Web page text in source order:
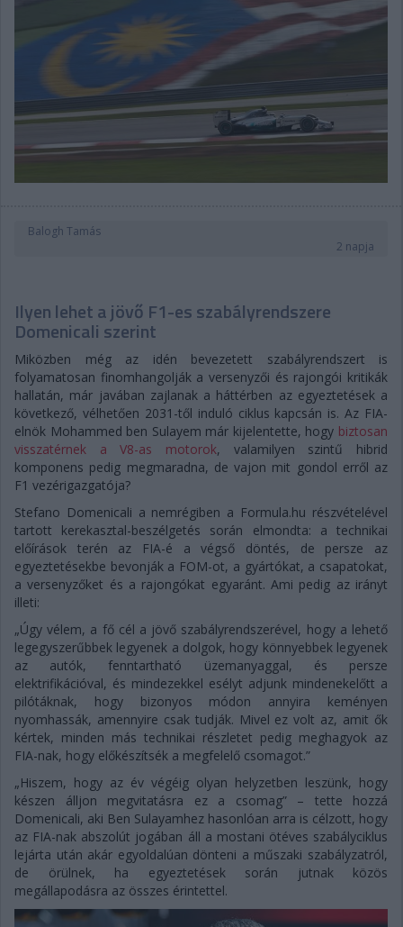
Balogh Tamás
2 napja
Ilyen lehet a jövő F1-es szabályrendszere
Domenicali szerint
Miközben még az idén bevezetett szabályrendszert is
folyamatosan finomhangolják a versenyzői és rajongói kritikák
hallatán, már javában zajlanak a háttérben az egyeztetések a
következő, vélhetően 2031-től induló ciklus kapcsán is. Az FIA-
elnök Mohammed ben Sulayem már kijelentette, hogy biztosan
visszatérnek a V8-as motorok, valamilyen szintű hibrid
komponens pedig megmaradna, de vajon mit gondol erről az
F1 vezérigazgatója?
Stefano Domenicali a nemrégiben a Formula.hu részvételével
tartott kerekasztal-beszélgetés során elmondta: a technikai
előírások terén az FIA-é a végső döntés, de persze az
egyeztetésekbe bevonják a FOM-ot, a gyártókat, a csapatokat,
a versenyzőket és a rajongókat egyaránt. Ami pedig az irányt
illeti:
„Úgy vélem, a fő cél a jövő szabályrendszerével, hogy a lehető
legegyszerűbbek legyenek a dolgok, hogy könnyebbek legyenek
az autók, fenntartható üzemanyaggal, és persze
elektrifikációval, és mindezekkel esélyt adjunk mindenekelőtt a
pilótáknak, hogy bizonyos módon annyira keményen
nyomhassák, amennyire csak tudják. Mivel ez volt az, amit ők
kértek, minden más technikai részletet pedig meghagyok az
FIA-nak, hogy előkészítsék a megfelelő csomagot.”
„Hiszem, hogy az év végéig olyan helyzetben leszünk, hogy
készen álljon megvitatásra ez a csomag” – tette hozzá
Domenicali, aki Ben Sulayamhez hasonlóan arra is célzott, hogy
az FIA-nak abszolút jogában áll a mostani ötéves szabályciklus
lejárta után akár egyoldalúan dönteni a műszaki szabályzatról,
de örülnek, ha egyeztetések során jutnak közös
megállapodásra az összes érintettel.